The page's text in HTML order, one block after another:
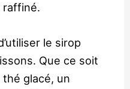
raffiné.
le sirop
Que ce soit
glacé, un